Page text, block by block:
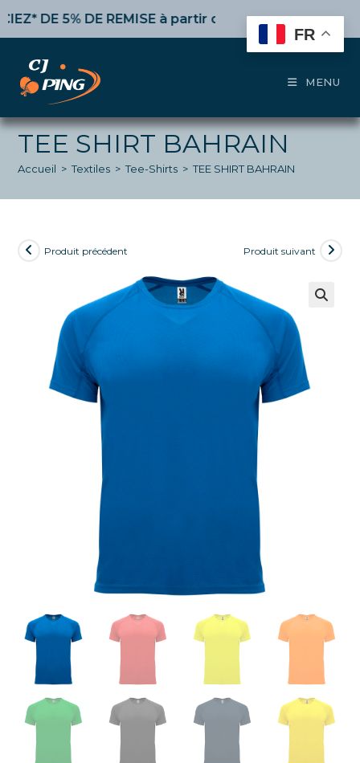
DE 5% DE REMISEà partir de 50€ d’achat,10%dès
MENU
TEE SHIRT BAHRAIN
Accueil > Textiles > Tee-Shirts > TEE SHIRT BAHRAIN
Produit précédent Produit suivant
FR